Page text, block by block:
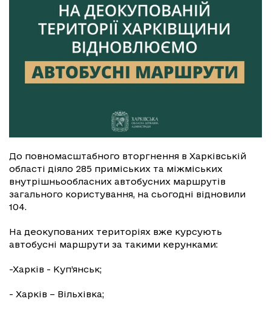
До повномасштабного вторгнення в Харківській
області діяло 285 приміських та міжміських
внутрішньообласних автобусних маршрутів
загального користування, на сьогодні відновили
104.
На деокупованих територіях вже курсують
автобусні маршрути за такими керунками:
-Харків - Куп’янськ;
- Харків – Вільхівка;